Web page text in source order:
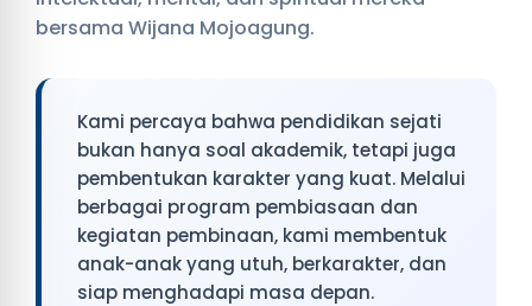
bersama Wijana Mojoagung.
Kami percaya bahwa pendidikan sejati
bukan hanya soal akademik, tetapi juga
pembentukan karakter yang kuat. Melalui
berbagai program pembiasaan dan
kegiatan pembinaan, kami membentuk
anak-anak yang utuh, berkarakter, dan
siap menghadapi masa depan.